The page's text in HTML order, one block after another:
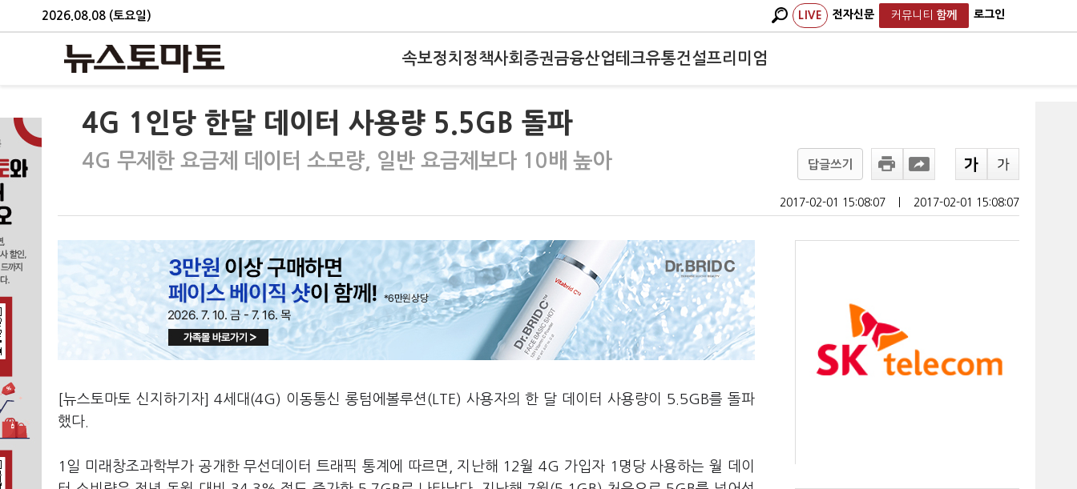
2026.08.08 (토요일) LIVE 전자신문 커뮤니티 함께 로그인
속보정치 정책사회 증권금융산업테크유통건설프리미엄
4G 1인당 한달 데이터 사용량 5.5GB 돌파
4G 무제한 요금제 데이터 소모량, 일반 요금제보다 10배 높아 답글쓰기
2017-02-01 15:08:07 2017-02-01 15:08:07
[뉴스토마토 신지하기자] 4세대(4G) 이동통신 롱텀에볼루션(LTE) 사용자의 한 달 데이터 사용량이 5.5GB를 돌파
했다.
1일 미래창조과학부가 공개한 무선데이터 트래픽 통계에 따르면, 지난해 12월 4G 가입자 1명당 사용하는 월 데이